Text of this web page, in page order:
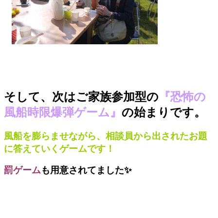
そして、次はご家族参加型の 『恐怖の
風船時限爆弾ゲーム』 の始まりです。
風船を膨らませながら、相談員から出されたお題
に答えていくゲームです！
罰ゲームも用意されてました✨